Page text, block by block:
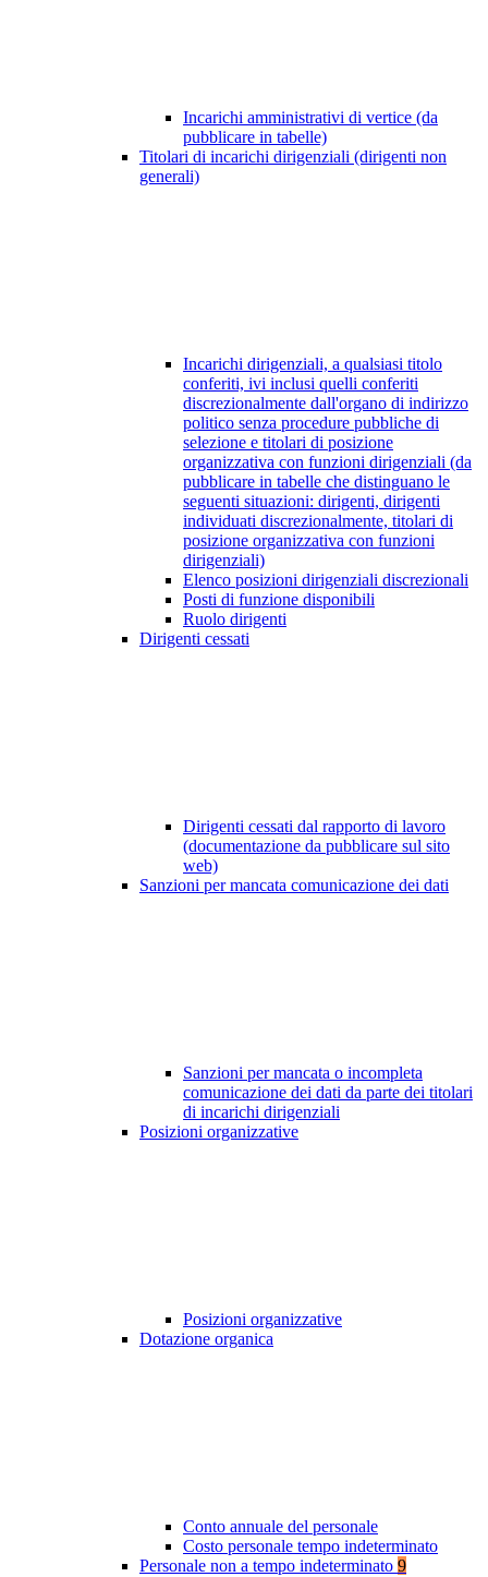
Incarichi amministrativi di vertice (da
pubblicare in tabelle)
Titolari di incarichi dirigenziali (dirigenti non
generali)
Incarichi dirigenziali, a qualsiasi titolo
conferiti, ivi inclusi quelli conferiti
discrezionalmente dall'organo di indirizzo
politico senza procedure pubbliche di
selezione e titolari di posizione
organizzativa con funzioni dirigenziali (da
pubblicare in tabelle che distinguano le
seguenti situazioni: dirigenti, dirigenti
individuati discrezionalmente, titolari di
posizione organizzativa con funzioni
dirigenziali)
Elenco posizioni dirigenziali discrezionali
Posti di funzione disponibili
Ruolo dirigenti
Dirigenti cessati
Dirigenti cessati dal rapporto di lavoro
(documentazione da pubblicare sul sito
web)
Sanzioni per mancata comunicazione dei dati
Sanzioni per mancata o incompleta
comunicazione dei dati da parte dei titolari
di incarichi dirigenziali
Posizioni organizzative
Posizioni organizzative
Dotazione organica
Conto annuale del personale
Costo personale tempo indeterminato
Personale non a tempo indeterminato 9